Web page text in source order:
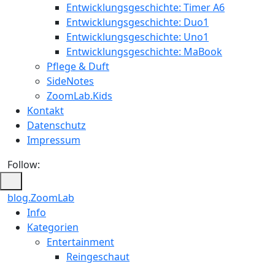
Entwicklungsgeschichte: Timer A6
Entwicklungsgeschichte: Duo1
Entwicklungsgeschichte: Uno1
Entwicklungsgeschichte: MaBook
Pflege & Duft
SideNotes
ZoomLab.Kids
Kontakt
Datenschutz
Impressum
Follow:
blog.ZoomLab
ZoomLab
//
Info
Kategorien
Entertainment
Reingeschaut